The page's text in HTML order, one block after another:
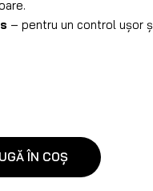
– pentru un control ușor
ÎN COȘ